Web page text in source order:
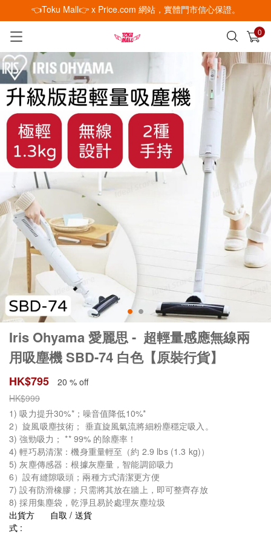
👈Toku Mall👉 x Price.com 網站，實體門市信心保證。
0
已加入購物車 查看
Iris Ohyama 愛麗思 - 超輕量感應無線兩
用吸塵機 SBD-74 白色【原裝行貨】
HK$795
20 % off
HK$999
1) 吸力提升30%*；噪音值降低10%*
2）旋風吸塵技術； 垂直旋風氣流將細粉塵穩定吸入。
3) 強勁吸力； ** 99% 的除塵率！
4) 輕巧易清潔：機身重量輕至（約 2.9 lbs (1.3 kg)）
5) 灰塵傳感器：根據灰塵量，智能調節吸力
6）設有縫隙吸頭；兩種方式清潔更方便
7) 設有防滑橡膠；只需將其放在牆上，即可整齊存放
8) 採用集塵袋，乾淨且易於處理灰塵垃圾
出貨方
式 :
自取 / 送貨